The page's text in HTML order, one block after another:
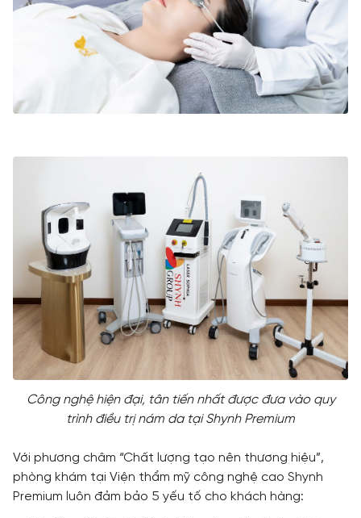
Công nghệ hiện đại, tân tiến nhất được đưa vào quy
trình điều trị nám da tại Shynh Premium
Với phương châm “Chất lượng tạo nên thương hiệu”,
phòng khám tại Viện thẩm mỹ công nghệ cao Shynh
Premium luôn đảm bảo 5 yếu tố cho khách hàng: